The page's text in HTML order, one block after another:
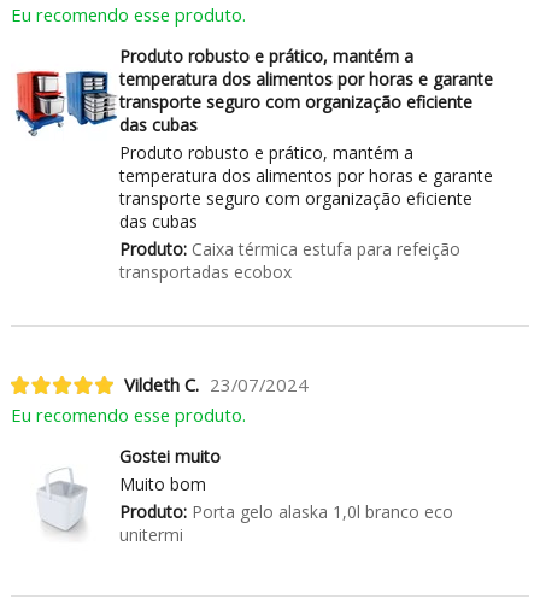
Eu recomendo esse produto.
Produto robusto e prático, mantém a
temperatura dos alimentos por horas e garante
transporte seguro com organização eficiente
das cubas
Produto robusto e prático, mantém a
temperatura dos alimentos por horas e garante
transporte seguro com organização eficiente
das cubas
Produto:Caixa térmica estufa para refeição
transportadas ecobox
Vildeth C. 23/07/2024
Eu recomendo esse produto.
Gostei muito
Muito bom
Produto:Porta gelo alaska 1,0l branco eco
unitermi